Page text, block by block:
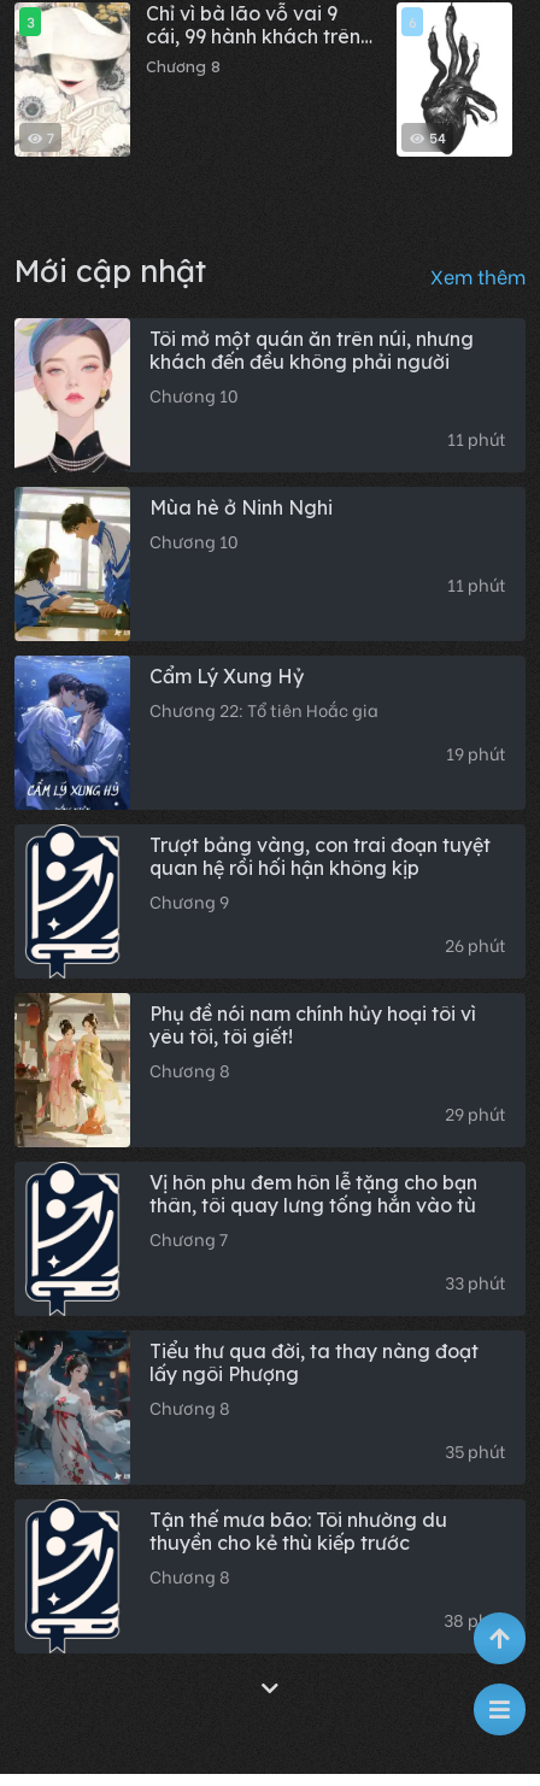
7
3
Chỉ vì bà lão vỗ vai 9
cái, 99 hành khách trên
xe đều tử vong bất
thường
Chương 8
54
6
Mới cập nhật Xem thêm
Tôi mở một quán ăn trên núi, nhưng
khách đến đều không phải người
Chương 10
11 phút
Mùa hè ở Ninh Nghi
Chương 10
11 phút
Cẩm Lý Xung Hỷ
Chương 22: Tổ tiên Hoắc gia
19 phút
Trượt bảng vàng, con trai đoạn tuyệt
quan hệ rồi hối hận không kịp
Chương 9
26 phút
Phụ đề nói nam chính hủy hoại tôi vì
yêu tôi, tôi giết!
Chương 8
29 phút
Vị hôn phu đem hôn lễ tặng cho bạn
thân, tôi quay lưng tống hắn vào tù
Chương 7
33 phút
Tiểu thư qua đời, ta thay nàng đoạt
lấy ngôi Phượng
Chương 8
35 phút
Tận thế mưa bão: Tôi nhường du
thuyền cho kẻ thù kiếp trước
Chương 8
38 phút